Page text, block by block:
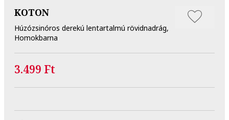
KOTON
Húzózsinóros derekú lentartalmú rövidnadrág,
Homokbarna
3.499 Ft